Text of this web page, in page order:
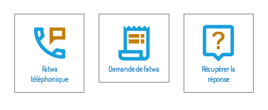
Fatwa
téléphonique
Demande de fatwa
Récupérer la
réponse